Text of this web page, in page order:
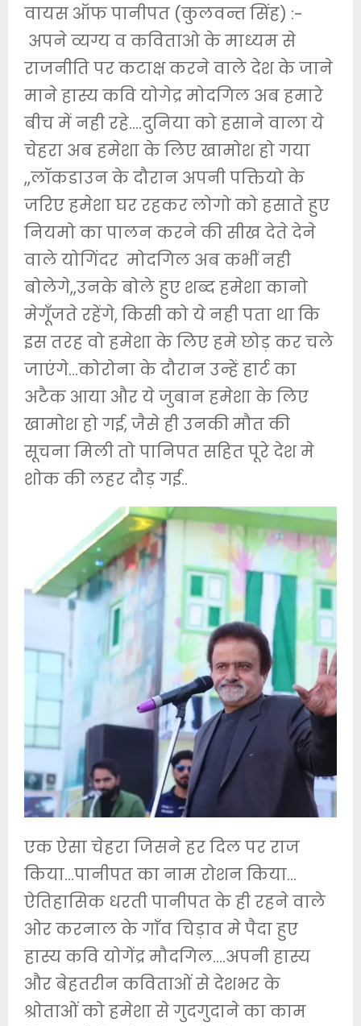
वायस ऑफ पानीपत (कुलवन्त सिंह) :-
अपने व्यग्य व कविताओ के माध्यम से
राजनीति पर कटाक्ष करने वाले देश के जाने
माने हास्य कवि योगेद्र मोदगिल अब हमारे
बीच में नही रहे….दुनिया को हसाने वाला ये
चेहरा अब हमेशा के लिए खामोश हो गया
,,लॉकडाउन के दौरान अपनी पक्तियो के
जरिए हमेशा घर रहकर लोगो को हसाते हुए
नियमो का पालन करने की सीख देते देने
वाले योगिंदर मोदगिल अब कभीं नही
बोलेगे,,उनके बोले हुए शब्द हमेशा कानो
मेगूँजते रहेंगे, किसी को ये नही पता था कि
इस तरह वो हमेशा के लिए हमे छोड़ कर चले
जाएंगे…कोरोना के दौरान उन्हें हार्ट का
अटैक आया और ये जुबान हमेशा के लिए
खामोश हो गई, जैसे ही उनकी मौत की
सूचना मिली तो पानिपत सहित पूरे देश मे
शोक की लहर दौड़ गई..
एक ऐसा चेहरा जिसने हर दिल पर राज
किया…पानीपत का नाम रोशन किया…
ऐतिहासिक धरती पानीपत के ही रहने वाले
ओर करनाल के गाँव चिड़ाव मे पैदा हुए
हास्य कवि योगेंद्र मौदगिल….अपनी हास्य
और बेहतरीन कविताओं से देशभर के
श्रोताओं को हमेशा से गुदगुदाने का काम